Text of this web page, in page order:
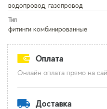
водопровод, газопровод
Тип
фитинги комбинированные
Оплата
Онлайн оплата прямо на
Доставка